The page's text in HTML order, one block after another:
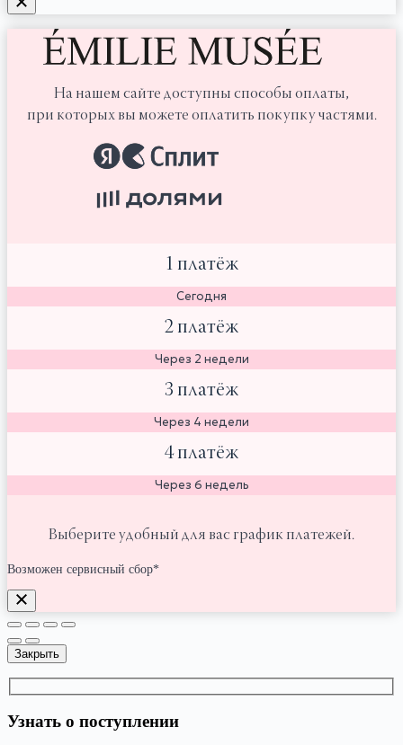
На нашем сайте доступны способы оплаты,
при которых вы можете оплатить покупку частями.
1 платёж
Сегодня
2 платёж
Через 2 недели
3 платёж
Через 4 недели
4 платёж
Через 6 недель
Выберите удобный для вас график платежей.
Возможен сервисный сбор*
Закрыть
Узнать о поступлении